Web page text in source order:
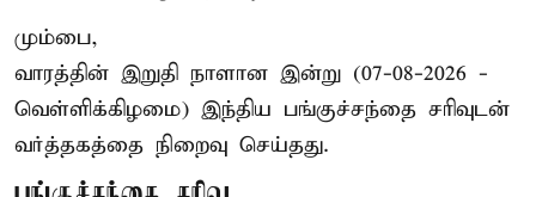
மும்பை,
வாரத்தின் இறுதி நாளான இன்று (07-08-2026 -
வெள்ளிக்கிழமை) இந்திய பங்குச்சந்தை சரிவுடன்
வர்த்தகத்தை நிறைவு செய்தது.